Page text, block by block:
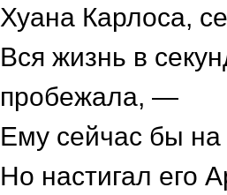
Хуана Карлоса,
Вся жизнь в
пробежала, —
Ему сейчас бы
Но настигал его